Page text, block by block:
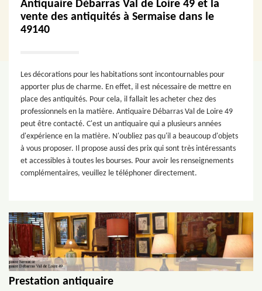
Antiquaire Débarras Val de Loire 49 et la
vente des antiquités à Sermaise dans le
49140
Les décorations pour les habitations sont incontournables pour
apporter plus de charme. En effet, il est nécessaire de mettre en
place des antiquités. Pour cela, il fallait les acheter chez des
professionnels en la matière. Antiquaire Débarras Val de Loire 49
peut être contacté. C'est un antiquaire qui a plusieurs années
d'expérience en la matière. N'oubliez pas qu'il a beaucoup d'objets
à vous proposer. Il propose aussi des prix qui sont très intéressants
et accessibles à toutes les bourses. Pour avoir les renseignements
complémentaires, veuillez le téléphoner directement.
Prestation antiquaire